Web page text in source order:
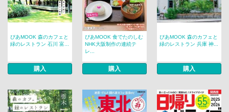
ぴあMOOK 森のカフェと
緑のレストラン 石川 富...
購入
ぴあMOOK 食でたのしむ
NHK大阪制作の連続テ
レ...
購入
ぴあMOOK 森のカフェと
緑のレストラン 兵庫 神...
購入